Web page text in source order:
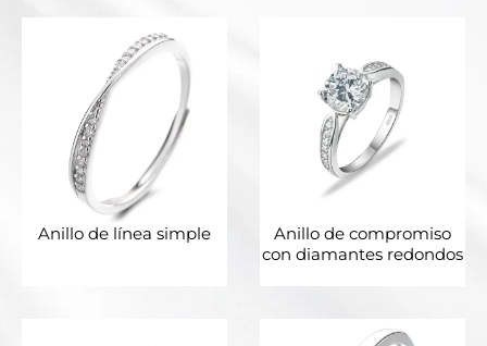
Anillo de línea simple
Anillo de compromiso
con diamantes redondos